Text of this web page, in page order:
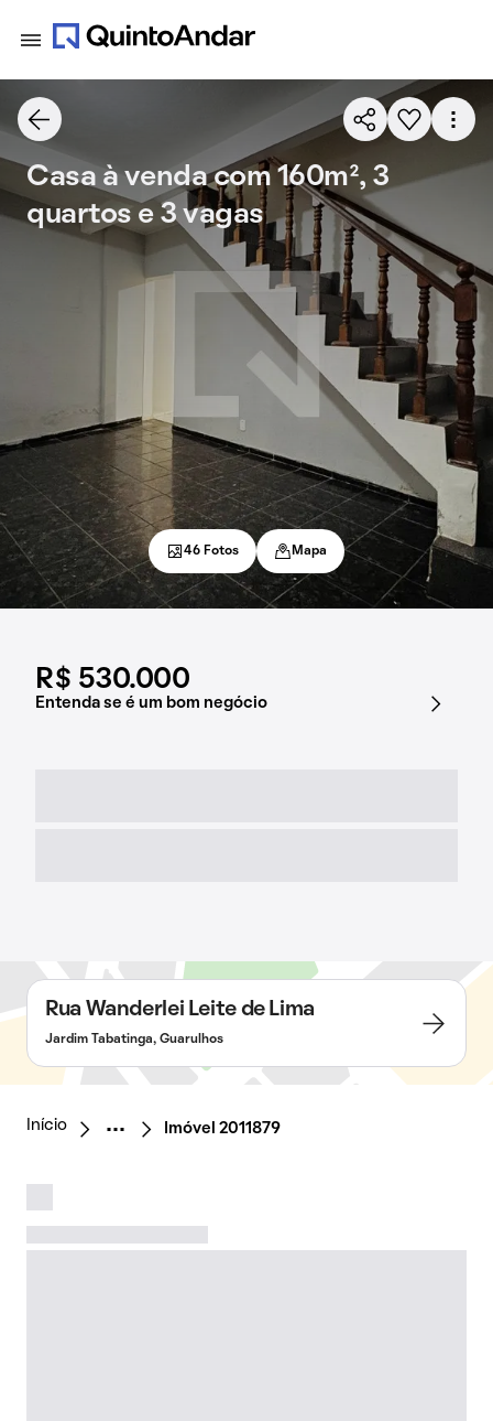
R$ 530.000
Entenda se é um bom negócio
Casa à venda com 160m², 3
quartos e 3 vagas
46 Fotos Mapa
Rua Wanderlei Leite de Lima
Jardim Tabatinga, Guarulhos
Início Imóvel 2011879